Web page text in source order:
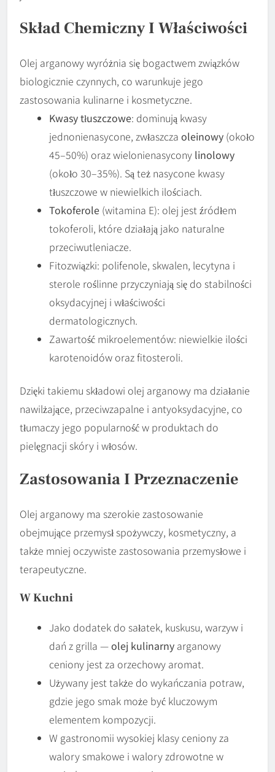
Skład Chemiczny I Właściwości
Olej arganowy wyróżnia się bogactwem związków
biologicznie czynnych, co warunkuje jego
zastosowania kulinarne i kosmetyczne.
Kwasy tłuszczowe: dominują kwasy
jednonienasycone, zwłaszcza oleinowy (około
45–50%) oraz wielonienasycony linolowy
(około 30–35%). Są też nasycone kwasy
tłuszczowe w niewielkich ilościach.
Tokoferole (witamina E): olej jest źródłem
tokoferoli, które działają jako naturalne
przeciwutleniacze.
Fitozwiązki: polifenole, skwalen, lecytyna i
sterole roślinne przyczyniają się do stabilności
oksydacyjnej i właściwości
dermatologicznych.
Zawartość mikroelementów: niewielkie ilości
karotenoidów oraz fitosteroli.
Dzięki takiemu składowi olej arganowy ma działanie
nawilżające, przeciwzapalne i antyoksydacyjne, co
tłumaczy jego popularność w produktach do
pielęgnacji skóry i włosów.
Zastosowania I Przeznaczenie
Olej arganowy ma szerokie zastosowanie
obejmujące przemysł spożywczy, kosmetyczny, a
także mniej oczywiste zastosowania przemysłowe i
terapeutyczne.
W Kuchni
Jako dodatek do sałatek, kuskusu, warzyw i
dań z grilla —olej kulinarny arganowy
ceniony jest za orzechowy aromat.
Używany jest także do wykańczania potraw,
gdzie jego smak może być kluczowym
elementem kompozycji.
W gastronomii wysokiej klasy ceniony za
walory smakowe i walory zdrowotne w